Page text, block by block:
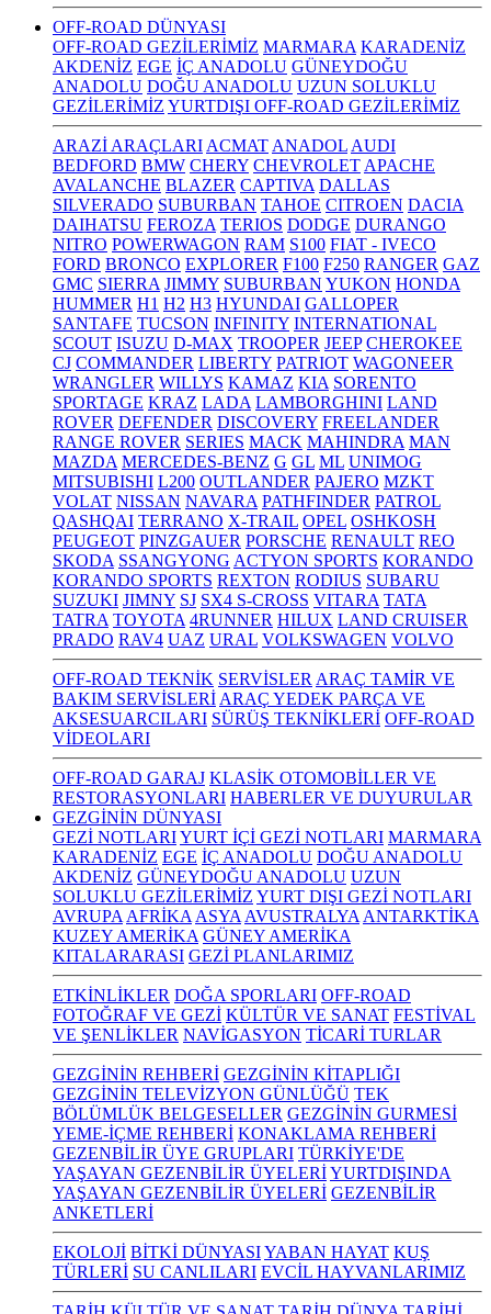
OFF-ROAD DÜNYASI
OFF-ROAD GEZİLERİMİZ MARMARA KARADENİZ
AKDENİZ EGE İÇ ANADOLU GÜNEYDOĞU
ANADOLU DOĞU ANADOLU UZUN SOLUKLU
GEZİLERİMİZ YURTDIŞI OFF-ROAD GEZİLERİMİZ
ARAZİ ARAÇLARI ACMAT ANADOL AUDI
BEDFORD BMW CHERY CHEVROLET APACHE
AVALANCHE BLAZER CAPTIVA DALLAS
SILVERADO SUBURBAN TAHOE CITROEN DACIA
DAIHATSU FEROZA TERIOS DODGE DURANGO
NITRO POWERWAGON RAM S100 FIAT - IVECO
FORD BRONCO EXPLORER F100 F250 RANGER GAZ
GMC SIERRA JIMMY SUBURBAN YUKON HONDA
HUMMER H1 H2 H3 HYUNDAI GALLOPER
SANTAFE TUCSON INFINITY INTERNATIONAL
SCOUT ISUZU D-MAX TROOPER JEEP CHEROKEE
CJ COMMANDER LIBERTY PATRIOT WAGONEER
WRANGLER WILLYS KAMAZ KIA SORENTO
SPORTAGE KRAZ LADA LAMBORGHINI LAND
ROVER DEFENDER DISCOVERY FREELANDER
RANGE ROVER SERIES MACK MAHINDRA MAN
MAZDA MERCEDES-BENZ G GL ML UNIMOG
MITSUBISHI L200 OUTLANDER PAJERO MZKT
VOLAT NISSAN NAVARA PATHFINDER PATROL
QASHQAI TERRANO X-TRAIL OPEL OSHKOSH
PEUGEOT PINZGAUER PORSCHE RENAULT REO
SKODA SSANGYONG ACTYON SPORTS KORANDO
KORANDO SPORTS REXTON RODIUS SUBARU
SUZUKI JIMNY SJ SX4 S-CROSS VITARA TATA
TATRA TOYOTA 4RUNNER HILUX LAND CRUISER
PRADO RAV4 UAZ URAL VOLKSWAGEN VOLVO
OFF-ROAD TEKNİK SERVİSLER ARAÇ TAMİR VE
BAKIM SERVİSLERİ ARAÇ YEDEK PARÇA VE
AKSESUARCILARI SÜRÜŞ TEKNİKLERİ OFF-ROAD
VİDEOLARI
OFF-ROAD GARAJ KLASİK OTOMOBİLLER VE
RESTORASYONLARI HABERLER VE DUYURULAR
GEZGİNİN DÜNYASI
GEZİ NOTLARIYURT İÇİ GEZİ NOTLARI MARMARA
KARADENİZ EGE İÇ ANADOLU DOĞU ANADOLU
AKDENİZ GÜNEYDOĞU ANADOLU UZUN
SOLUKLU GEZİLERİMİZ YURT DIŞI GEZİ NOTLARI
AVRUPA AFRİKA ASYA AVUSTRALYA ANTARKTİKA
KUZEY AMERİKA GÜNEY AMERİKA
KITALARARASI GEZİ PLANLARIMIZ
ETKİNLİKLER DOĞA SPORLARI OFF-ROAD
FOTOĞRAF VE GEZİ KÜLTÜR VE SANAT FESTİVAL
VE ŞENLİKLER NAVİGASYON TİCARİ TURLAR
GEZGİNİN REHBERİ GEZGİNİN KİTAPLIĞI
GEZGİNİN TELEVİZYON GÜNLÜĞÜ TEK
BÖLÜMLÜK BELGESELLER GEZGİNİN GURMESİ
YEME-İÇME REHBERİ KONAKLAMA REHBERİ
GEZENBİLİR ÜYE GRUPLARI TÜRKİYE'DE
YAŞAYAN GEZENBİLİR ÜYELERİYURTDIŞINDA
YAŞAYAN GEZENBİLİR ÜYELERİ GEZENBİLİR
ANKETLERİ
EKOLOJİ BİTKİ DÜNYASIYABAN HAYAT KUŞ
TÜRLERİ SU CANLILARI EVCİL HAYVANLARIMIZ